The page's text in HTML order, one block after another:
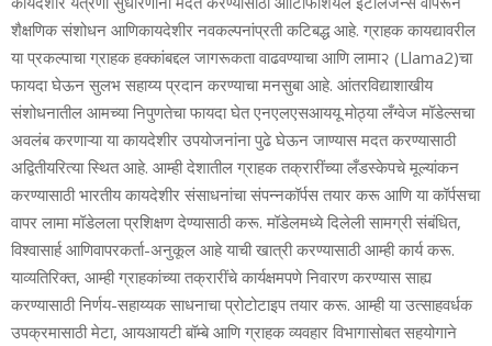
शैक्षणिक संशोधन आणिकायदेशीर नवकल्पनांप्रती कटिबद्ध आहे. ग्राहक कायद्यावरील
या प्रकल्पाचा ग्राहक हक्कांबद्दल जागरूकता वाढवण्‍याचा आणि लामा२ (Llama2)चा
फायदा घेऊन सुलभ सहाय्य प्रदान करण्‍याचा मनसुबा आहे. आंतरविद्याशाखीय
संशोधनातील आमच्या निपुणतेचा फायदा घेत एनएलएसआययू मोठ्या लँग्‍वेज मॉडेल्‍सचा
अवलंब करणाऱ्या या कायदेशीर उपयोजनांना पुढे घेऊन जाण्‍यास मदत करण्‍यासाठी
अद्वितीयरित्‍या स्थित आहे. आम्ही देशातील ग्राहक तक्रारींच्‍या लँडस्केपचे मूल्‍यांकन
करण्यासाठी भारतीय कायदेशीर संसाधनांचा संपन्‍नकॉर्पस तयार करू आणि या कॉर्पसचा
वापर लामा मॉडेलला प्रशिक्षण देण्यासाठी करू. मॉडेलमध्ये दिलेली सामग्री संबंधित,
विश्वासार्ह आणिवापरकर्ता-अनुकूल आहे याची खात्री करण्यासाठी आम्ही कार्य करू.
याव्यतिरिक्त, आम्‍ही ग्राहकांच्‍या तक्रारींचे कार्यक्षमपणे निवारण करण्‍यास साह्य
करण्‍यासाठी निर्णय-सहाय्यक साधनाचा प्रोटोटाइप तयार करू. आम्‍ही या उत्‍साहवर्धक
उपक्रमासाठी मेटा, आयआयटी बॉम्‍बे आणि ग्राहक व्‍यवहार विभागासोबत सहयोगाने